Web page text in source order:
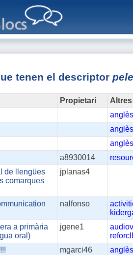
tenen el descriptor pele
Propietari
a8930014
de llengües
comarques
jplanas4
nalfonso
a primària
oral)
jgene1
mgarci46